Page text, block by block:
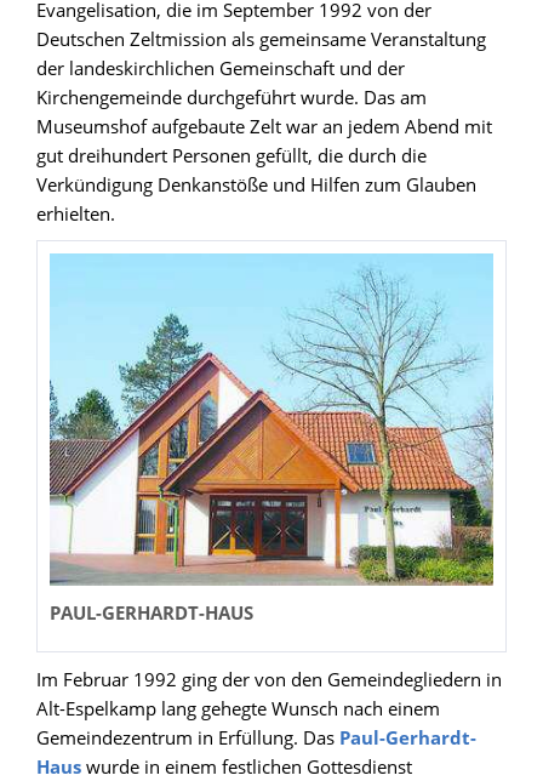
Evangelisation, die im September 1992 von der
Deutschen Zeltmission als gemeinsame Veranstaltung
der landeskirchlichen Gemeinschaft und der
Kirchengemeinde durchgeführt wurde. Das am
Museumshof aufgebaute Zelt war an jedem Abend mit
gut dreihundert Personen gefüllt, die durch die
Verkündigung Denkanstöße und Hilfen zum Glauben
erhielten.
PAUL-GERHARDT-HAUS
Im Februar 1992 ging der von den Gemeindegliedern in
Alt-Espelkamp lang gehegte Wunsch nach einem
Gemeindezentrum in Erfüllung. Das Paul-Gerhardt-
Haus wurde in einem festlichen Gottesdienst